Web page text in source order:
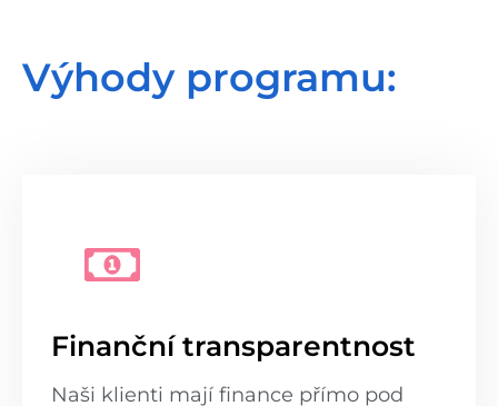
Výhody programu:
Finanční transparentnost
Naši klienti mají finance přímo pod